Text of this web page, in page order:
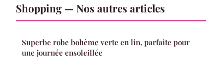
Shopping — Nos autres articles
Superbe robe bohème verte en lin, parfaite pour
une journée ensoleillée